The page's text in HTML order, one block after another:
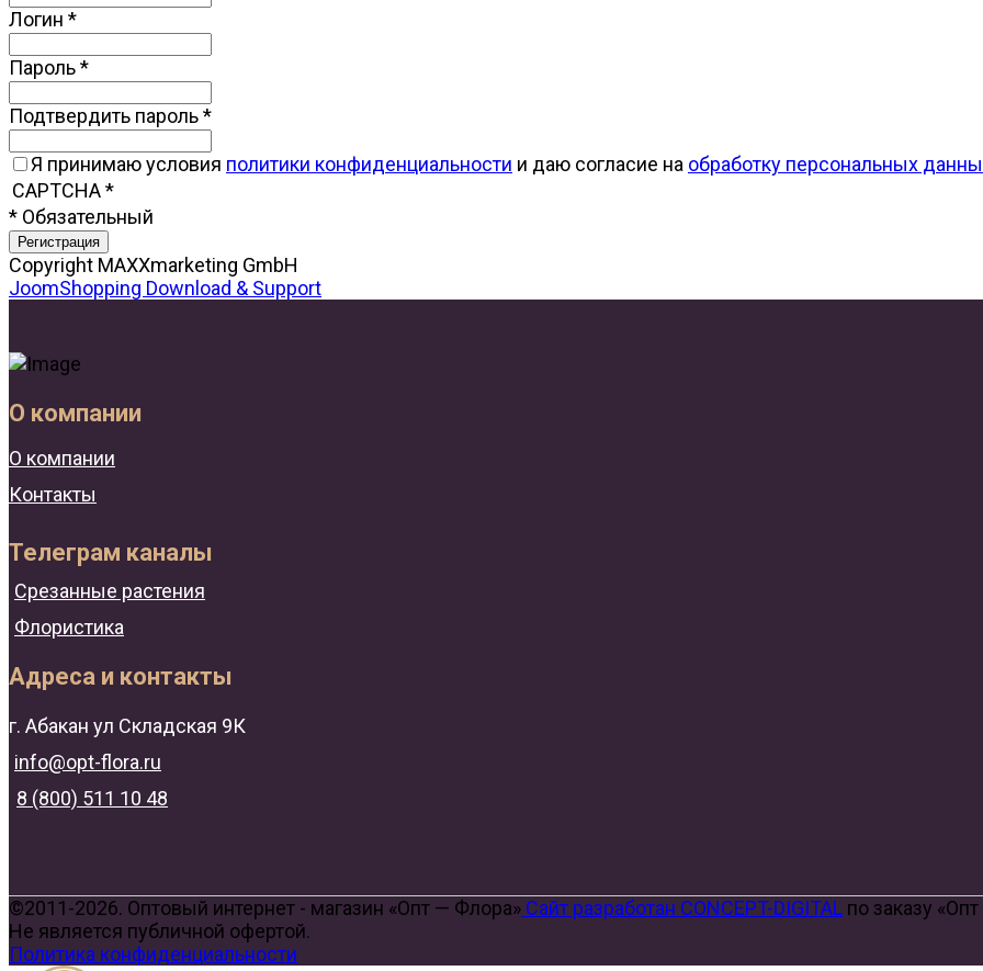
Логин *
Пароль*
Подтвердить пароль*
Я принимаю условия политики конфиденциальности и даю согласие на обработку персональных
CAPTCHA*
* Обязательный
Copyright MAXXmarketing GmbH
JoomShopping Download & Support
О компании
О компании
Контакты
Телеграм каналы
Срезанные растения
Флористика
Адреса и контакты
г. Абакан ул Складская 9К
info@opt-flora.ru
8 (800) 511 10 48
©2011-2026. Оптовый интернет - магазин «Опт — Флора» Сайт разработан CONCEPT-DIGITAL по заказу
Не является публичной офертой.
Политика конфиденциальности